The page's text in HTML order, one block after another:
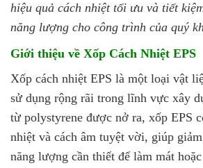
hiệu quả cách nhiệt tối ưu và tiết
năng lượng cho công trình của quý
Giới thiệu về Xốp Cách Nhiệt EPS
Xốp cách nhiệt EPS là một loại vật
sử dụng rộng rãi trong lĩnh vực xây
từ polystyrene được nở ra, xốp EPS
nhiệt và cách âm tuyệt vời, giúp
năng lượng cần thiết để làm mát